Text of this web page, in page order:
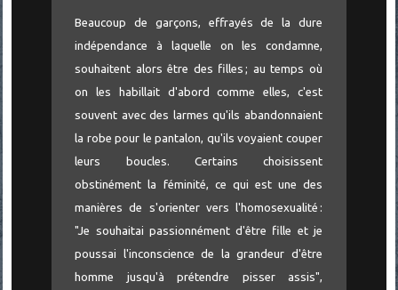
Beaucoup de garçons, effrayés de la dure
indépendance à laquelle on les condamne,
souhaitent alors être des filles ; au temps où
on les habillait d'abord comme elles, c'est
souvent avec des larmes qu'ils abandonnaient
la robe pour le pantalon, qu'ils voyaient couper
leurs boucles. Certains choisissent
obstinément la féminité, ce qui est une des
manières de s'orienter vers l'homosexualité :
"Je souhaitai passionnément d'être fille et je
poussai l'inconscience de la grandeur d'être
homme jusqu'à prétendre pisser assis",